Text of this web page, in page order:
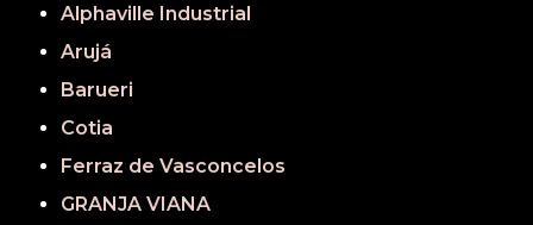
Alphaville Industrial
Arujá
Barueri
Cotia
Ferraz de Vasconcelos
GRANJA VIANA